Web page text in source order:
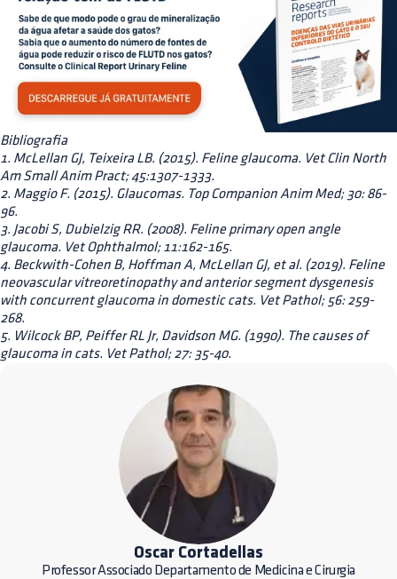
Bibliografia
1. McLellan GJ, Teixeira LB. (2015). Feline glaucoma. Vet Clin North
Am Small Anim Pract; 45:1307-1333.
2. Maggio F. (2015). Glaucomas. Top Companion Anim Med; 30: 86-
96.
3. Jacobi S, Dubielzig RR. (2008). Feline primary open angle
glaucoma. Vet Ophthalmol; 11:162-165.
4. Beckwith-Cohen B, Hoffman A, McLellan GJ, et al. (2019). Feline
neovascular vitreoretinopathy and anterior segment dysgenesis
with concurrent glaucoma in domestic cats. Vet Pathol; 56: 259-
268.
5. Wilcock BP, Peiffer RL Jr, Davidson MG. (1990). The causes of
glaucoma in cats. Vet Pathol; 27: 35-40.
Oscar Cortadellas
Professor Associado Departamento de Medicina e Cirurgia